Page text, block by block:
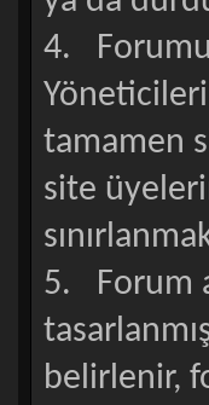
4.
Yöneticileri
tamamen
site
5. Forum
belirlenir,